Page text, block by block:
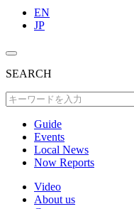
EN
JP
SEARCH
Guide
Events
Local News
Now Reports
Video
About us